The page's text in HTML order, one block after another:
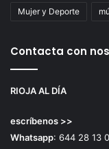
Mujer y Deporte
Contacta con
RIOJA AL DÍA
escríbenos >>
Whatsapp: 644 28 13